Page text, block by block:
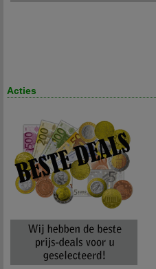
Acties